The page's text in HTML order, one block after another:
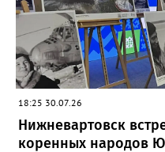
18:25 30.07.26
Нижневартовск
коренных народов